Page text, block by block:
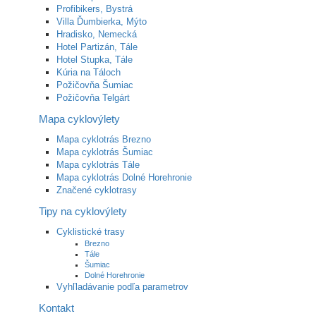
Profibikers, Bystrá
Villa Ďumbierka, Mýto
Hradisko, Nemecká
Hotel Partizán, Tále
Hotel Stupka, Tále
Kúria na Táloch
Požičovňa Šumiac
Požičovňa Telgárt
Mapa cyklovýlety
Mapa cyklotrás Brezno
Mapa cyklotrás Šumiac
Mapa cyklotrás Tále
Mapa cyklotrás Dolné Horehronie
Značené cyklotrasy
Tipy na cyklovýlety
Cyklistické trasy
Brezno
Tále
Šumiac
Dolné Horehronie
Vyhľladávanie podľa parametrov
Kontakt